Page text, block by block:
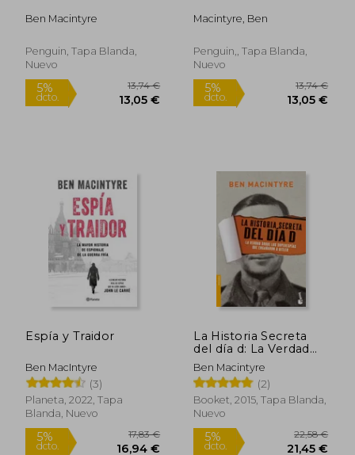
5%
dcto.
23,90 €
22,71 €
5%
dcto.
Ben Macintyre
Penguin, Tapa Blanda,
Nuevo
Macintyre, Ben
Penguin,, Tapa Blanda,
Nuevo
Espía y Traidor
Ben MacIntyre
(3)
Planeta, 2022, Tapa
Blanda, Nuevo
La Historia Secreta
del día d: La Verdad
Sobre los
Superespías que
Engañaron a Hitler
Ben Macintyre
(2)
Booket, 2015, Tapa Blanda,
Nuevo